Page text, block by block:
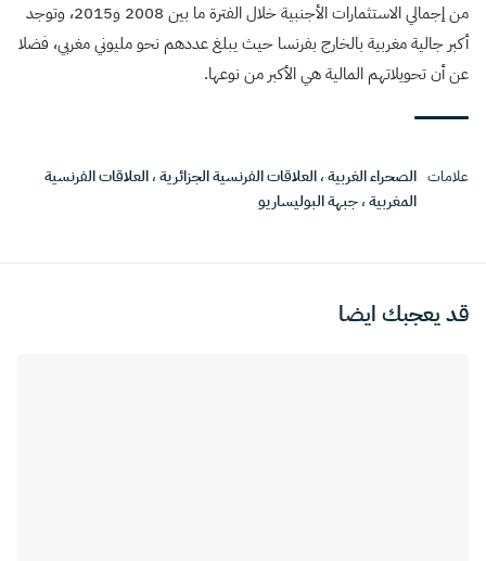
من إجمالي الاستثمارات الأجنبية خلال الفترة ما بين 2008 و2015، وتوجد
أكبر جالية مغربية بالخارج بفرنسا حيث يبلغ عددهم نحو مليوني مغربي، فضلا
عن أن تحويلاتهم المالية هي الأكبر من نوعها.
علامات الصحراء الغربية،العلاقات الفرنسية الجزائرية،العلاقات الفرنسية
المغربية،جبهة البوليساريو
قد يعجبك ايضا